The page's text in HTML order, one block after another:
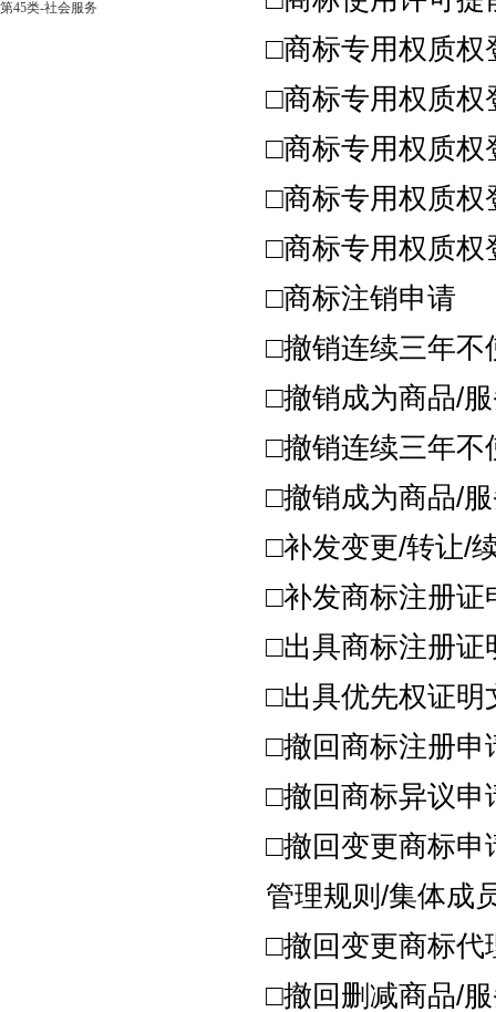
第45类-社会服务
□商标专用权质权
□商标专用权质权
□商标专用权质权
□商标专用权质权
□商标专用权质权
□商标注销申请
□撤销连续三年不
□撤销成为商品/
□撤销连续三年不
□撤销成为商品/
□补发变更/转让/
□补发商标注册证
□出具商标注册证
□出具优先权证明
□撤回商标注册申
□撤回商标异议申
□撤回变更商标申
管理规则/集体成
□撤回变更商标代
□撤回删减商品/